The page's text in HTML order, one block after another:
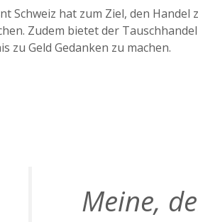
Schweiz hat zum Ziel, den
Zudem bietet der
zu Geld Gedanken zu machen.
Meine,